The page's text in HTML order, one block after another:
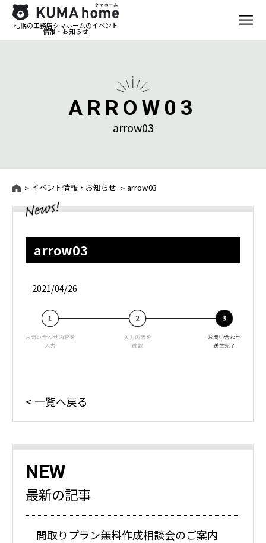
札幌の工務店クマホームのイベント
情報・お知らせ
ARROW03
arrow03
イベント情報・お知らせ arrow03
arrow03
2021/04/26
一覧へ戻る
NEW
最新の記事
間取りプラン無料作成相談会のご案内